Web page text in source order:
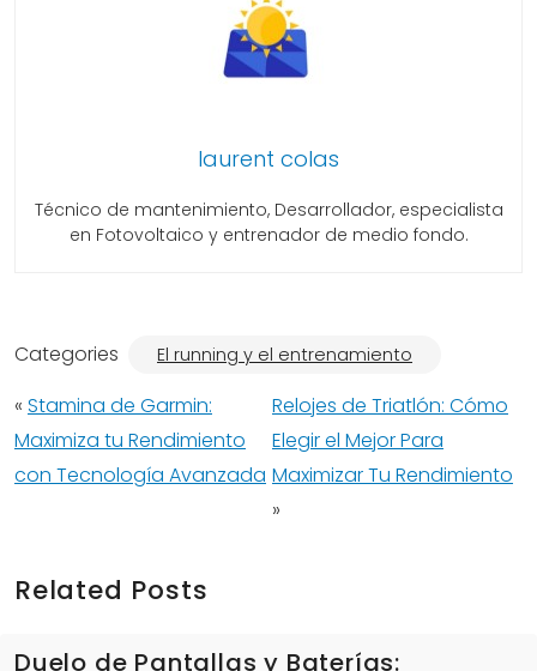
laurent colas
Técnico de mantenimiento, Desarrollador, especialista
en Fotovoltaico y entrenador de medio fondo.
Categories El running y el entrenamiento
« Stamina de Garmin:
Maximiza tu Rendimiento
con Tecnología Avanzada
Relojes de Triatlón: Cómo
Elegir el Mejor Para
Maximizar Tu Rendimiento
»
Related Posts
Duelo de Pantallas y Baterías: